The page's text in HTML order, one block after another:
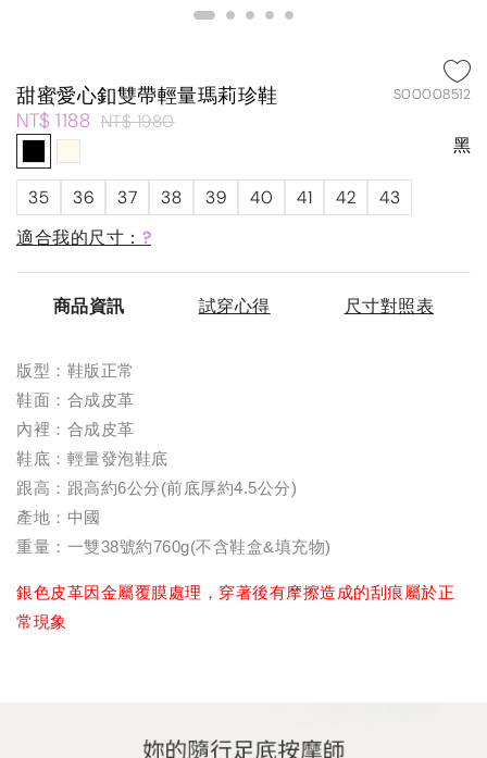
甜蜜愛心釦雙帶輕量瑪莉珍鞋 S00008512
NT$ 1188 NT$ 1980
黑
35 36 37 38 39 40 41 42
43
適合我的尺寸： ?
商品資訊 試穿心得 尺寸對照表
版型：鞋版正常
鞋面：合成皮革
內裡：合成皮革
鞋底：輕量發泡鞋底
跟高：跟高約6公分(前底厚約4.5公分)
產地：中國
重量：一雙38號約760g(不含鞋盒&填充物)
銀色皮革因金屬覆膜處理，穿著後有摩擦造成的刮痕屬於正
常現象